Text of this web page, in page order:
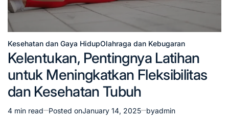
Posted
in
Kesehatan dan Gaya HidupOlahraga dan Kebugaran
Kelentukan, Pentingnya Latihan
untuk Meningkatkan Fleksibilitas
dan Kesehatan Tubuh
Estimated
4 min read Posted onJanuary 14, 2025 byadmin